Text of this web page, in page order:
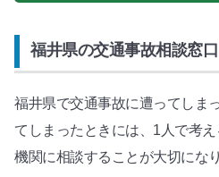
福井県の交通事故相談窓口
福井県で交通事故に遭ってしま
てしまったときには、1人で考
機関に相談することが大切になり